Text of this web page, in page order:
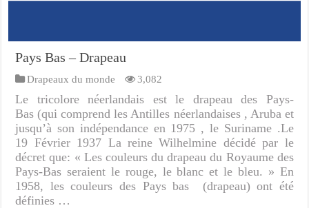
Pays Bas – Drapeau
Drapeaux du monde 3,082
Le tricolore néerlandais est le drapeau des Pays-
Bas (qui comprend les Antilles néerlandaises , Aruba et
jusqu’à son indépendance en 1975 , le Suriname .Le
19 Février 1937 La reine Wilhelmine décidé par le
décret que: « Les couleurs du drapeau du Royaume des
Pays-Bas seraient le rouge, le blanc et le bleu. » En
1958, les couleurs des Pays bas (drapeau) ont été
définies …